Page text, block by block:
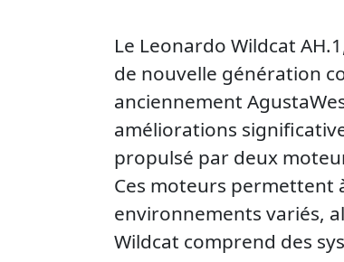
Le Leonardo Wildcat
de nouvelle génération
anciennement
améliorations
propulsé par deux
Ces moteurs permettent
environnements variés,
Wildcat comprend des